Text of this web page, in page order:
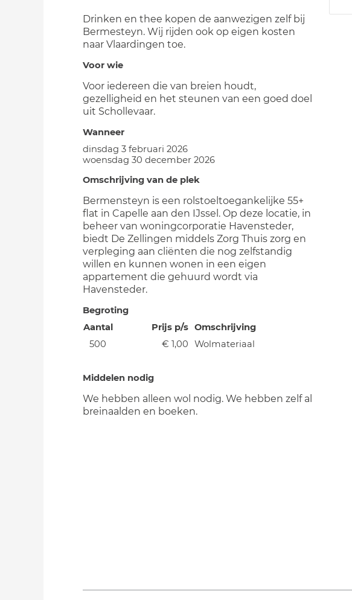
Drinken en thee kopen de aanwezigen zelf bij
Bermesteyn. Wij rijden ook op eigen kosten
naar Vlaardingen toe.
Voor wie
Voor iedereen die van breien houdt,
gezelligheid en het steunen van een goed doel
uit Schollevaar.
Wanneer
dinsdag 3 februari 2026
woensdag 30 december 2026
Omschrijving van de plek
Bermensteyn is een rolstoeltoegankelijke 55+
flat in Capelle aan den IJssel. Op deze locatie, in
beheer van woningcorporatie Havensteder,
biedt De Zellingen middels Zorg Thuis zorg en
verpleging aan cliënten die nog zelfstandig
willen en kunnen wonen in een eigen
appartement die gehuurd wordt via
Havensteder.
Begroting
Aantal
Prijs p/s Omschrijving
500
€ 1,00 Wolmateriaal
Middelen nodig
We hebben alleen wol nodig. We hebben zelf al
breinaalden en boeken.